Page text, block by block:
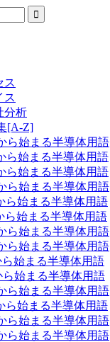
ス
ス
分析
[A-Z]
ら始まる半導体用語
ら始まる半導体用語
ら始まる半導体用語
ら始まる半導体用語
ら始まる半導体用語
ら始まる半導体用語
ら始まる半導体用語
ら始まる半導体用語
ら始まる半導体用語
ら始まる半導体用語
ら始まる半導体用語
ら始まる半導体用語
ら始まる半導体用語
ら始まる半導体用語